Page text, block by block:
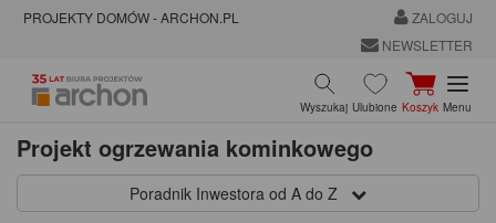
PROJEKTY DOMÓW - ARCHON.PL
ZALOGUJ
NEWSLETTER
Wyszukaj Ulubione Koszyk Menu
Projekt ogrzewania kominkowego
Poradnik Inwestora od A do Z